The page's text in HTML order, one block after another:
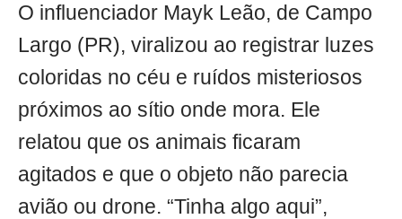
O influenciador Mayk Leão, de Campo
Largo (PR), viralizou ao registrar luzes
coloridas no céu e ruídos misteriosos
próximos ao sítio onde mora. Ele
relatou que os animais ficaram
agitados e que o objeto não parecia
avião ou drone. “Tinha algo aqui”,